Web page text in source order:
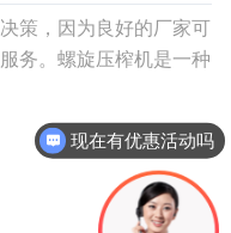
策，因为良好的厂家可
务。螺旋压榨机是一种
琳琅满目，因此如何选
一个重要的课题。本文
现在有优惠活动吗